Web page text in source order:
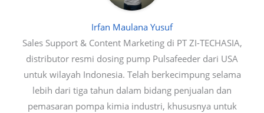
Irfan Maulana Yusuf
Sales Support & Content Marketing di PT ZI-TECHASIA,
distributor resmi dosing pump Pulsafeeder dari USA
untuk wilayah Indonesia. Telah berkecimpung selama
lebih dari tiga tahun dalam bidang penjualan dan
pemasaran pompa kimia industri, khususnya untuk